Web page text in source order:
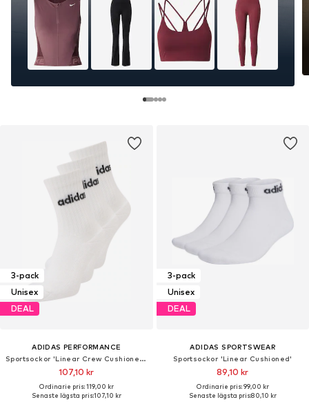
3-pack
Unisex
DEAL
ADIDAS PERFORMANCE
Sportsockor 'Linear Crew Cushioned 3 Pairs'
107,10 kr
Ordinarie pris: 119,00 kr
Senaste lägsta pris:107,10 kr
3-pack
Unisex
DEAL
ADIDAS SPORTSWEAR
Sportsockor 'Linear Cushioned'
89,10 kr
Ordinarie pris: 99,00 kr
Senaste lägsta pris:80,10 kr